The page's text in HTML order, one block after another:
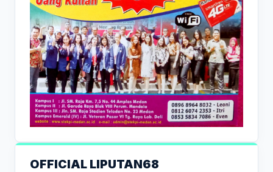
OFFICIAL LIPUTAN68